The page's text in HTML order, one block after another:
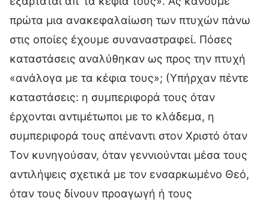
πρώτα μια ανακεφαλαίωση των πτυχών πάνω
στις οποίες έχουμε συναναστραφεί. Πόσες
καταστάσεις αναλύθηκαν ως προς την πτυχή
«ανάλογα με τα κέφια τους»; (Υπήρχαν πέντε
καταστάσεις: η συμπεριφορά τους όταν
έρχονται αντιμέτωποι με το κλάδεμα, η
συμπεριφορά τους απέναντι στον Χριστό όταν
Τον κυνηγούσαν, όταν γεννιούνται μέσα τους
αντιλήψεις σχετικά με τον ενσαρκωμένο Θεό,
όταν τους δίνουν προαγωγή ή τους